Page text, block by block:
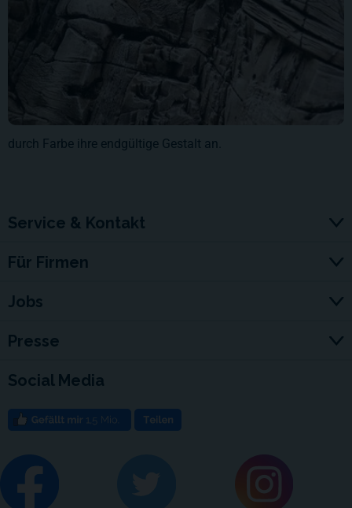
durch Farbe ihre endgültige Gestalt an.
Service & Kontakt
Für Firmen
Jobs
Presse
Social Media